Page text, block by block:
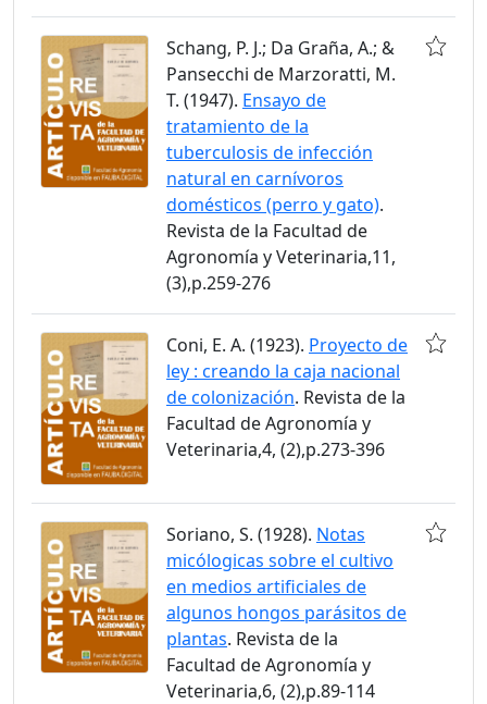
Schang, P. J.; Da Graña, A.; &
Pansecchi de Marzoratti, M.
T. (1947). Ensayo de
tratamiento de la
tuberculosis de infección
natural en carnívoros
domésticos (perro y gato).
Revista de la Facultad de
Agronomía y Veterinaria,11,
(3),p.259-276
Coni, E. A. (1923). Proyecto de
ley : creando la caja nacional
de colonización. Revista de la
Facultad de Agronomía y
Veterinaria,4, (2),p.273-396
Soriano, S. (1928). Notas
micólogicas sobre el cultivo
en medios artificiales de
algunos hongos parásitos de
plantas. Revista de la
Facultad de Agronomía y
Veterinaria,6, (2),p.89-114